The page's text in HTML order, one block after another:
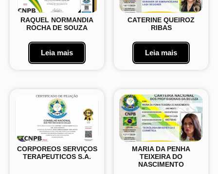
RAQUEL NORMANDIA
ROCHA DE SOUZA
Leia mais
CATERINE QUEIROZ
RIBAS
Leia mais
CORPOREOS SERVIÇOS
TERAPEUTICOS S.A.
MARIA DA PENHA
TEIXEIRA DO
NASCIMENTO